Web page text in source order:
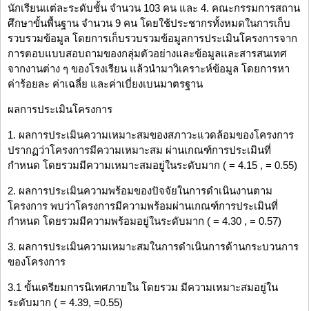
นักเรียนแต่ละระดับชั้น จำนวน 103 คน และ 4. คณะกรรมการสถาน
ศึกษาขั้นพื้นฐาน จำนวน 9 คน โดยใช้ประชากรทั้งหมดในการเก็บ
รวบรวมข้อมูล โดยการเก็บรวบรวมข้อมูลการประเมินโครงการจาก
การตอบแบบสอบถามของกลุ่มตัวอย่างและข้อมูลและสารสนเทศ
จากงานต่าง ๆ ของโรงเรียน แล้วนำมาวิเคราะห์ข้อมูล โดยการหา
ค่าร้อยละ ค่าเฉลี่ย และค่าเบี่ยงเบนมาตรฐาน
ผลการประเมินโครงการ
1. ผลการประเมินความเหมาะสมของสภาวะแวดล้อมของโครงการ
ปรากฏว่าโครงการมีความเหมาะสม ผ่านเกณฑ์การประเมินที่
กำหนด โดยรวมมีความเหมาะสมอยู่ในระดับมาก ( = 4.15 , = 0.55)
2. ผลการประเมินความพร้อมของปัจจัยในการดำเนินงานตาม
โครงการ พบว่าโครงการมีความพร้อมผ่านเกณฑ์การประเมินที่
กำหนด โดยรวมมีความพร้อมอยู่ในระดับมาก ( = 4.30 , = 0.57)
3. ผลการประเมินความเหมาะสมในการดำเนินการด้านกระบวนการ
ของโครงการ
3.1 ขั้นเตรียมการนิเทศภายใน โดยรวม มีความเหมาะสมอยู่ใน
ระดับมาก ( = 4.39, =0.55)